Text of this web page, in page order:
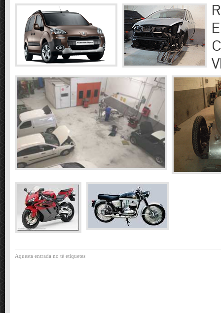
Aquesta entrada no té etiquetes